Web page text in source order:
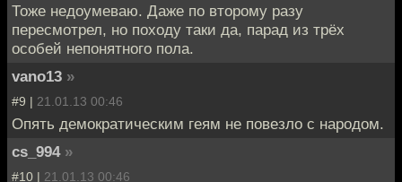
Тоже недоумеваю. Даже по второму разу
пересмотрел, но походу таки да, парад из трёх
особей непонятного пола.
vano13 »
#9 | 21.01.13 00:46
Опять демократическим геям не повезло с народом.
cs_994 »
#10 | 21.01.13 00:46